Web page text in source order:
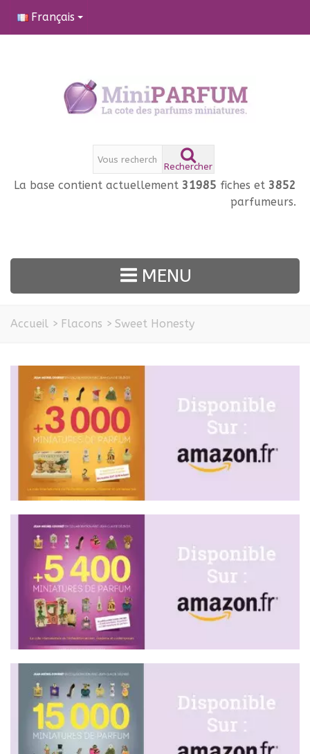
Français
Rechercher
La base contient actuellement 31985 fiches et 3852
parfumeurs.
MENU
Accueil > Flacons > Sweet Honesty